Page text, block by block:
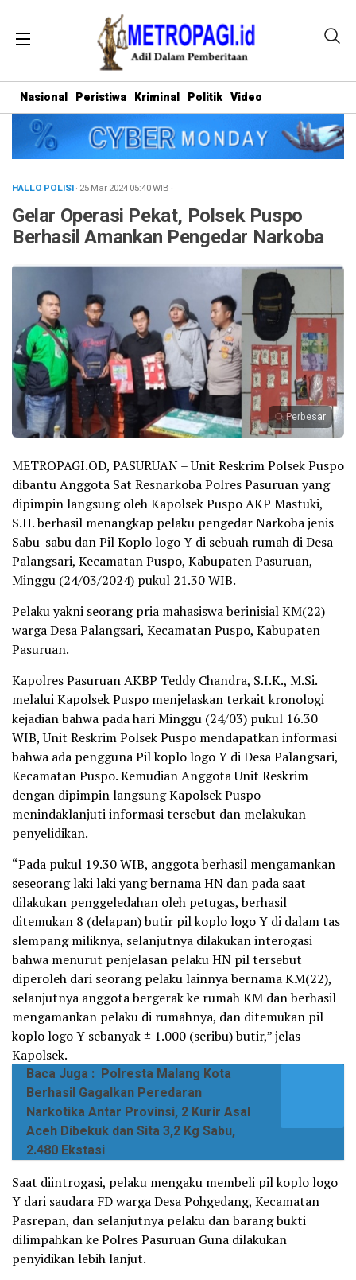
Nasional Peristiwa Kriminal Politik Video
HALLO POLISI· 25 Mar 202405:40WIB ·
Gelar Operasi Pekat, Polsek Puspo
Berhasil Amankan Pengedar Narkoba
Perbesar
METROPAGI.OD, PASURUAN – Unit Reskrim Polsek Puspo
dibantu Anggota Sat Resnarkoba Polres Pasuruan yang
dipimpin langsung oleh Kapolsek Puspo AKP Mastuki,
S.H. berhasil menangkap pelaku pengedar Narkoba jenis
Sabu-sabu dan Pil Koplo logo Y di sebuah rumah di Desa
Palangsari, Kecamatan Puspo, Kabupaten Pasuruan,
Minggu (24/03/2024) pukul 21.30 WIB.
Pelaku yakni seorang pria mahasiswa berinisial KM(22)
warga Desa Palangsari, Kecamatan Puspo, Kabupaten
Pasuruan.
Kapolres Pasuruan AKBP Teddy Chandra, S.I.K., M.Si.
melalui Kapolsek Puspo menjelaskan terkait kronologi
kejadian bahwa pada hari Minggu (24/03) pukul 16.30
WIB, Unit Reskrim Polsek Puspo mendapatkan informasi
bahwa ada pengguna Pil koplo logo Y di Desa Palangsari,
Kecamatan Puspo. Kemudian Anggota Unit Reskrim
dengan dipimpin langsung Kapolsek Puspo
menindaklanjuti informasi tersebut dan melakukan
penyelidikan.
“Pada pukul 19.30 WIB, anggota berhasil mengamankan
seseorang laki laki yang bernama HN dan pada saat
dilakukan penggeledahan oleh petugas, berhasil
ditemukan 8 (delapan) butir pil koplo logo Y di dalam tas
slempang miliknya, selanjutnya dilakukan interogasi
bahwa menurut penjelasan pelaku HN pil tersebut
diperoleh dari seorang pelaku lainnya bernama KM(22),
selanjutnya anggota bergerak ke rumah KM dan berhasil
mengamankan pelaku di rumahnya, dan ditemukan pil
koplo logo Y sebanyak ± 1.000 (seribu) butir,” jelas
Kapolsek.
Baca Juga : Polresta Malang Kota
Berhasil Gagalkan Peredaran
Narkotika Antar Provinsi, 2 Kurir Asal
Aceh Dibekuk dan Sita 3,2 Kg Sabu,
2.480 Ekstasi
Saat diintrogasi, pelaku mengaku membeli pil koplo logo
Y dari saudara FD warga Desa Pohgedang, Kecamatan
Pasrepan, dan selanjutnya pelaku dan barang bukti
dilimpahkan ke Polres Pasuruan Guna dilakukan
penyidikan lebih lanjut.